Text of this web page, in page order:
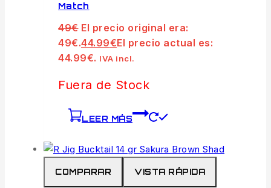
Match
49€ El precio original era:
49€.44.99€El precio actual es:
44.99€. IVA incl.
Fuera de Stock
LEER MÁS
COMPARAR VISTA RÁPIDA